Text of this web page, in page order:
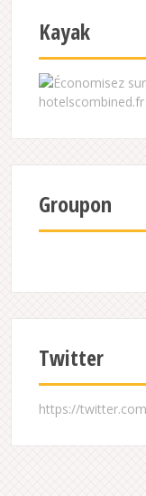
Kayak
Groupon
Twitter
https://